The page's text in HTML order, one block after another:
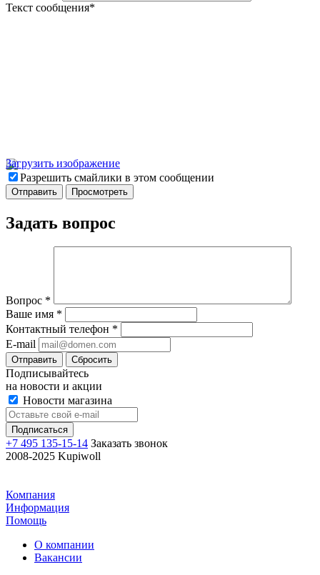
Текст сообщения*
Загрузить изображение
Разрешить смайлики в этом сообщении
Задать вопрос
Вопрос *
Ваше имя *
Контактный телефон *
E-mail
Отправить Сбросить
Подписывайтесь
на новости и акции
Новости магазина
+7 495 135-15-14 Заказать звонок
2008-2025 Kupiwoll
Компания
Информация
Помощь
О компании
Вакансии